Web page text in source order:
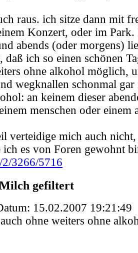
raus. ich sitze dann mit
Konzert, oder im
abends (oder morgens)
ich so einen schönen
ohne alkohol möglich,
wegknallen schonmal
an keinem dieser
menschen oder einem
verteidige mich auch
es von Foren gewohnt
3266/5716
gefiltert
15.02.2007 19:21:49
ohne weiters ohne